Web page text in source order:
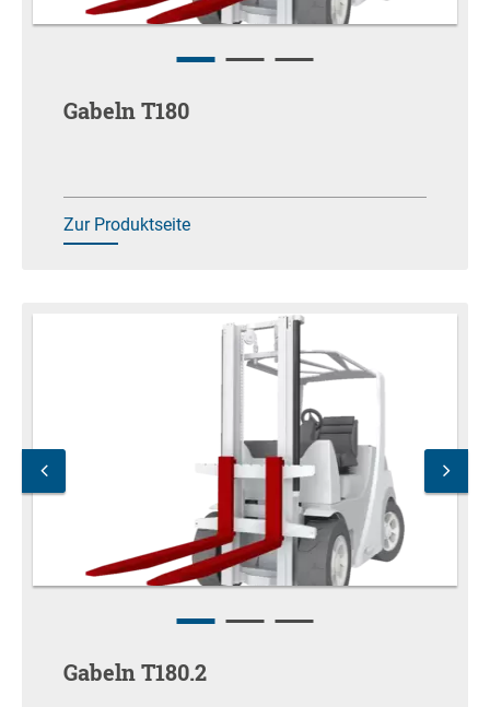
Gabeln T180
Zur Produktseite
Gabeln T180.2